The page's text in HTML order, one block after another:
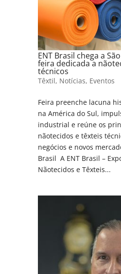
ENT Brasil chega a
feira dedicada a
técnicos
Têxtil, Notícias, Eventos
Feira preenche lacuna
na América do Sul,
industrial e reúne os
nãotecidos e têxteis
negócios e novos
Brasil A ENT Brasil –
Nãotecidos e Têxteis...